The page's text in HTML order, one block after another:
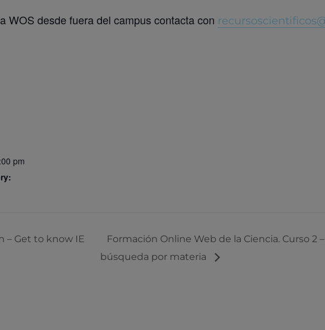
WOS desde fuera del campus contacta con
pm
– Get to know IE
Formación Online Web de la Ciencia. Curso 2
búsqueda por materia